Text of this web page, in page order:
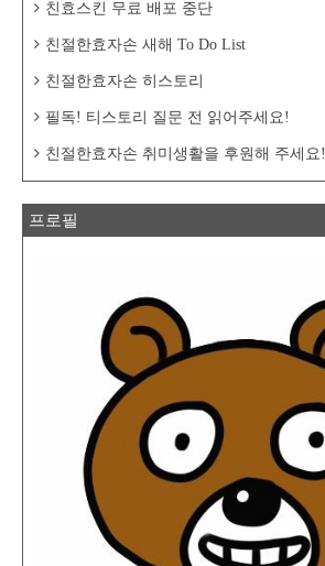
친효스킨 무료 배포 중단
친절한효자손 새해 To Do List
친절한효자손 히스토리
필독! 티스토리 질문 전 읽어주세요!
친절한효자손 취미생활을 후원해 주세요!
프로필